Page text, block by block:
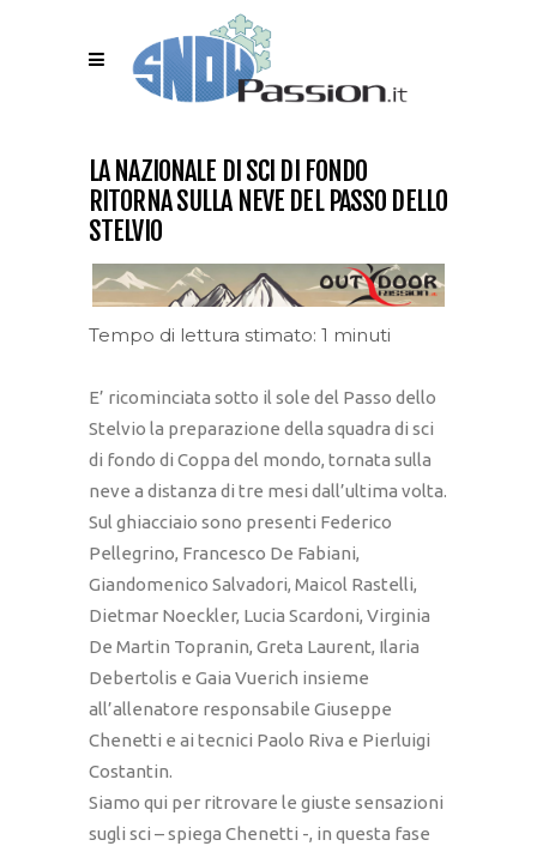
LA NAZIONALE DI SCI DI FONDO
RITORNA SULLA NEVE DEL PASSO DELLO
STELVIO
Tempo di lettura stimato: 1 minuti
E’ ricominciata sotto il sole del Passo dello
Stelvio la preparazione della squadra di sci
di fondo di Coppa del mondo, tornata sulla
neve a distanza di tre mesi dall’ultima volta.
Sul ghiacciaio sono presenti Federico
Pellegrino, Francesco De Fabiani,
Giandomenico Salvadori, Maicol Rastelli,
Dietmar Noeckler, Lucia Scardoni, Virginia
De Martin Topranin, Greta Laurent, Ilaria
Debertolis e Gaia Vuerich insieme
all’allenatore responsabile Giuseppe
Chenetti e ai tecnici Paolo Riva e Pierluigi
Costantin.
Siamo qui per ritrovare le giuste sensazioni
sugli sci – spiega Chenetti -, in questa fase